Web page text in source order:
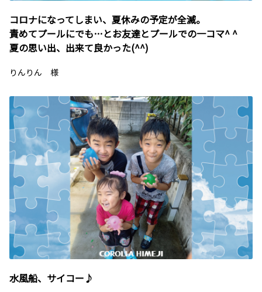
コロナになってしまい、夏休みの予定が全滅。
責めてプールにでも…とお友達とプールでの一コマ^ ^
夏の思い出、出来て良かった(^^)
りんりん 様
水風船、サイコー♪